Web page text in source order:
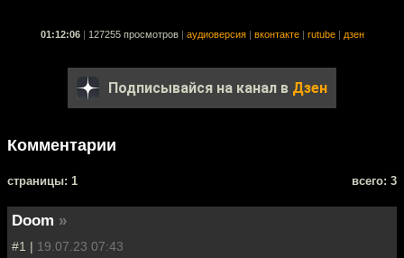
01:12:06 127255 просмотров аудиоверсия вконтакте rutube дзен
Подписывайся на канал в Дзен
Комментарии
cтраницы: 1 всего: 3
Doom »
#1 | 19.07.23 07:43